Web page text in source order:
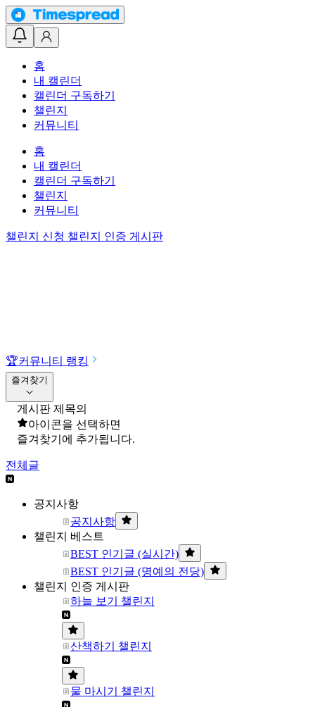
홈
내 캘린더
캘린더 구독하기
챌린지
커뮤니티
홈
내 캘린더
캘린더 구독하기
챌린지
커뮤니티
챌린지 신청 챌린지 인증 게시판
🏆커뮤니티 랭킹
즐겨찾기
게시판 제목의
아이콘을 선택하면
즐겨찾기에 추가됩니다.
전체글
공지사항
공지사항
챌린지 베스트
BEST 인기글 (실시간)
BEST 인기글 (명예의 전당)
챌린지 인증 게시판
하늘 보기 챌린지
산책하기 챌린지
물 마시기 챌린지